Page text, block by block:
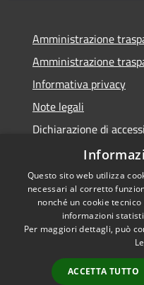
Amministrazione
Amministrazione
Informativa privacy
Note legali
Dichiarazione di
Accessibilità
Privacy
Mappa del sito
Questo sito web utilizza
necessari al corretto
nonché un cookie
informazioni
Per maggiori dettagli, può
ACCETTA TUTTO